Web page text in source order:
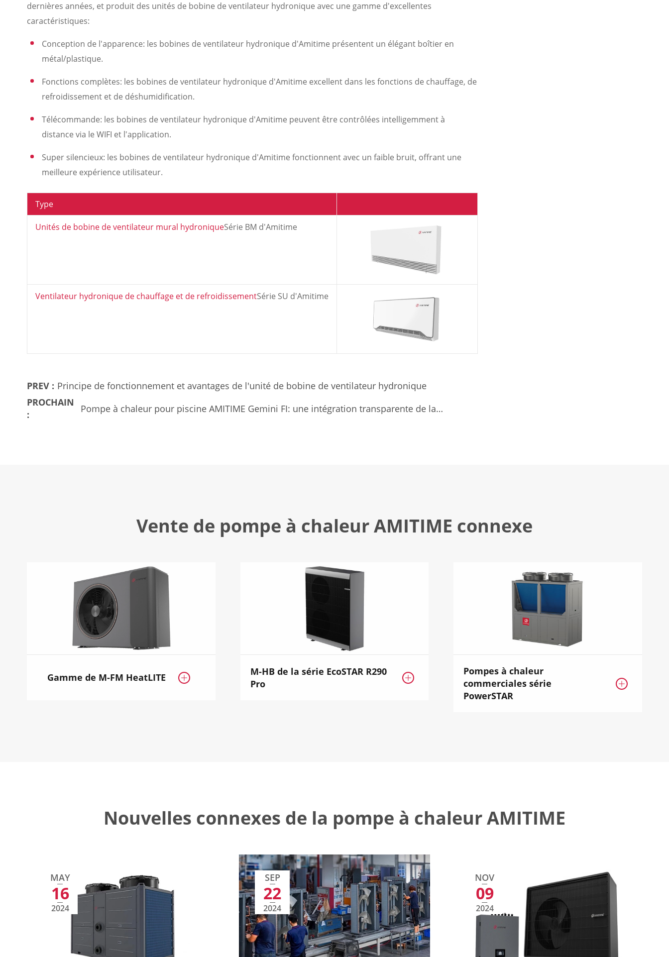
dernières années, et produit des unités de bobine de ventilateur hydronique avec une gamme d'excellentes
caractéristiques:
Conception de l'apparence: les bobines de ventilateur hydronique d'Amitime présentent un élégant boîtier en
métal/plastique.
Fonctions complètes: les bobines de ventilateur hydronique d'Amitime excellent dans les fonctions de chauffage, de
refroidissement et de déshumidification.
Télécommande: les bobines de ventilateur hydronique d'Amitime peuvent être contrôlées intelligemment à
distance via le WIFI et l'application.
Super silencieux: les bobines de ventilateur hydronique d'Amitime fonctionnent avec un faible bruit, offrant une
meilleure expérience utilisateur.
Type
Unités de bobine de ventilateur mural hydroniqueSérie BM d'Amitime
Ventilateur hydronique de chauffage et de refroidissementSérie SU d'Amitime
PREV : Principe de fonctionnement et avantages de l'unité de bobine de ventilateur hydronique
PROCHAIN
:
Pompe à chaleur pour piscine AMITIME Gemini FI: une intégration transparente de la
Vente de pompe à chaleur AMITIME connexe
Gamme de M-FM HeatLITE 
M-HB de la série EcoSTAR R290
Pro

Pompes à chaleur
commerciales série
PowerSTAR

Nouvelles connexes de la pompe à chaleur AMITIME
MAY
16
2024
SEP
22
2024
NOV
09
2024